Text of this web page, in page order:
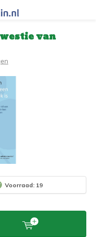
van
Voorraad: 19